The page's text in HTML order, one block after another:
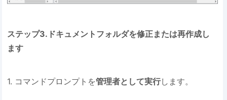
ステップ3.ドキュメントフォルダを修正または再作成し
ます
1. コマンドプロンプトを管理者として実行します。